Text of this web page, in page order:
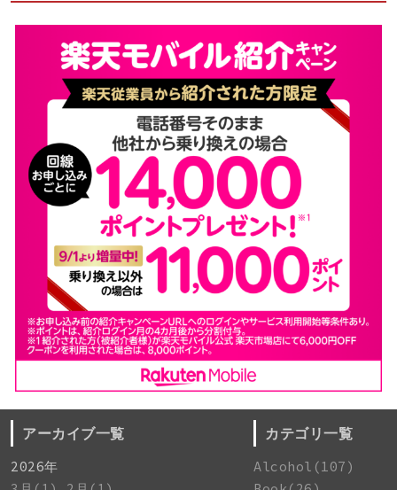
アーカイブ一覧
2026年
カテゴリ一覧
Alcohol(107)